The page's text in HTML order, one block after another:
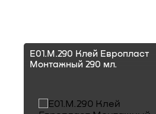
E01.M.290 Клей Европласт
Монтажный 290 мл.